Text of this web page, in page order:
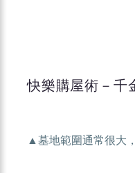
快樂購屋術－千
▲墓地範圍通常很大